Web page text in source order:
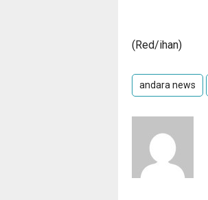
(Red/ihan)
andara news